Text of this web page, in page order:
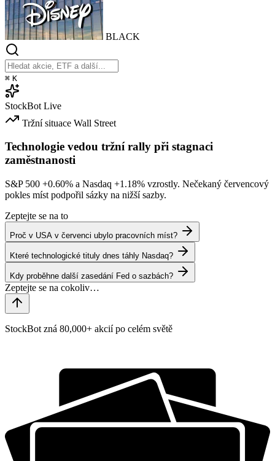
BLACK
⌘ K
StockBot Live
Tržní situace Wall Street
Technologie vedou tržní rally při stagnaci
zaměstnanosti
S&P 500 +0.60% a Nasdaq +1.18% vzrostly. Nečekaný červencový
pokles míst podpořil sázky na nižší sazby.
Zeptejte se na to
Proč v USA v červenci ubylo pracovních míst?
Které technologické tituly dnes táhly Nasdaq?
Kdy proběhne další zasedání Fed o sazbách?
StockBot zná 80,000+ akcií po celém světě